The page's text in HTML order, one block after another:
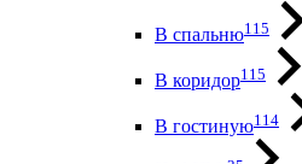
В спальню115
В коридор115
В гостиную114